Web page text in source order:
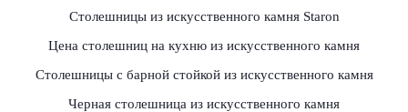
Столешницы из искусственного камня Staron
Цена столешниц на кухню из искусственного камня
Столешницы с барной стойкой из искусственного камня
Черная столешница из искусственного камня